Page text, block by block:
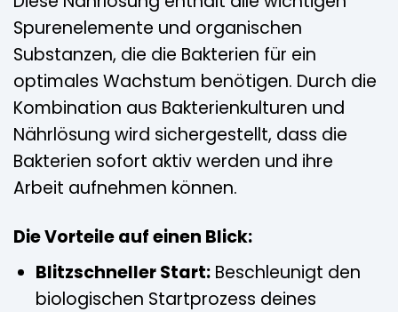
Spurenelemente und organischen
Substanzen, die die Bakterien für ein
optimales Wachstum benötigen. Durch die
Kombination aus Bakterienkulturen und
Nährlösung wird sichergestellt, dass die
Bakterien sofort aktiv werden und ihre
Arbeit aufnehmen können.
Die Vorteile auf einen Blick:
Blitzschneller Start:Beschleunigt den
biologischen Startprozess deines